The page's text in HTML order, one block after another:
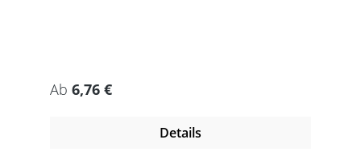
Regulärer Preis:
Ab 6,76 €
Details